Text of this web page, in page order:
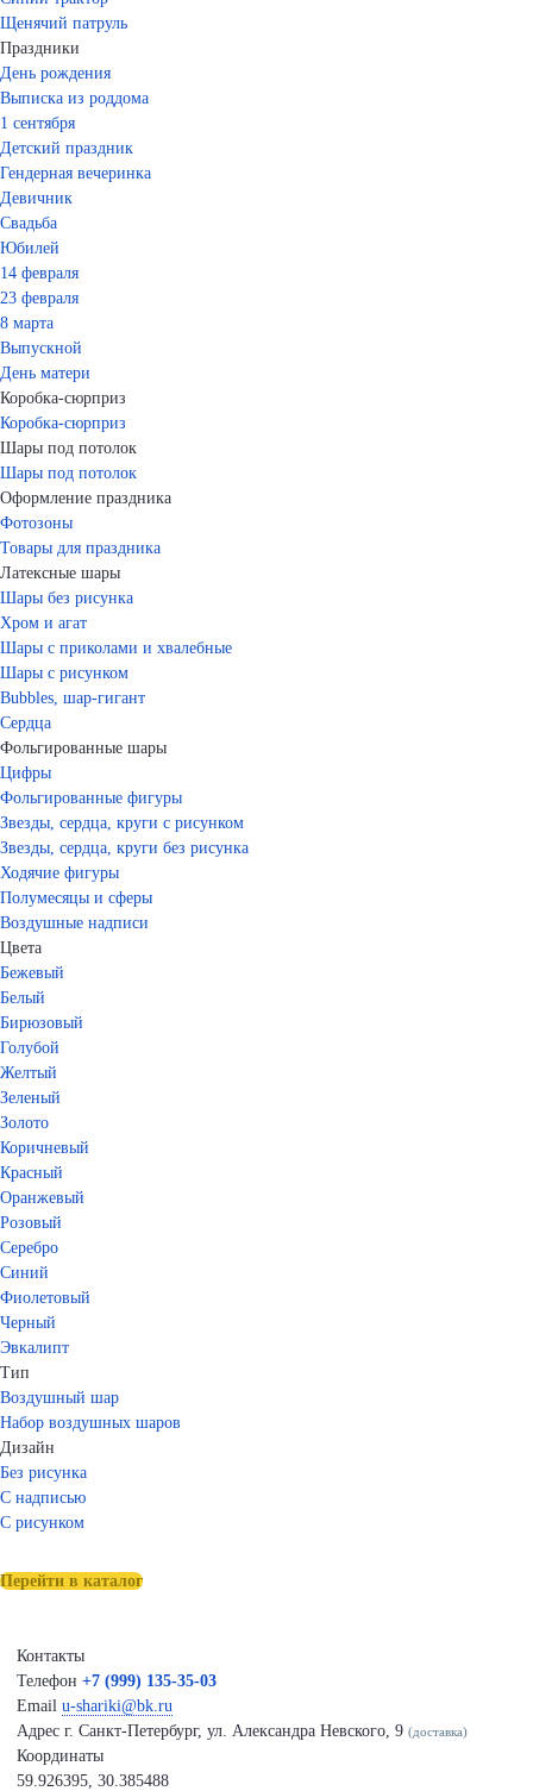
Щенячий патруль
Праздники
День рождения
Выписка из роддома
1 сентября
Детский праздник
Гендерная вечеринка
Девичник
Свадьба
Юбилей
14 февраля
23 февраля
8 марта
Выпускной
День матери
Коробка-сюрприз
Коробка-сюрприз
Шары под потолок
Шары под потолок
Оформление праздника
Фотозоны
Товары для праздника
Латексные шары
Шары без рисунка
Хром и агат
Шары с приколами и хвалебные
Шары с рисунком
Bubbles, шар-гигант
Сердца
Фольгированные шары
Цифры
Фольгированные фигуры
Звезды, сердца, круги с рисунком
Звезды, сердца, круги без рисунка
Ходячие фигуры
Полумесяцы и сферы
Воздушные надписи
Цвета
Бежевый
Белый
Бирюзовый
Голубой
Желтый
Зеленый
Золото
Коричневый
Красный
Оранжевый
Розовый
Серебро
Синий
Фиолетовый
Черный
Эвкалипт
Тип
Воздушный шар
Набор воздушных шаров
Дизайн
Без рисунка
С надписью
С рисунком
Перейти в каталог
Контакты
Телефон +7 (999) 135-35-03
Email u-shariki@bk.ru
Адрес г. Санкт-Петербург, ул. Александра Невского, 9 (доставка)
Координаты
59.926395, 30.385488